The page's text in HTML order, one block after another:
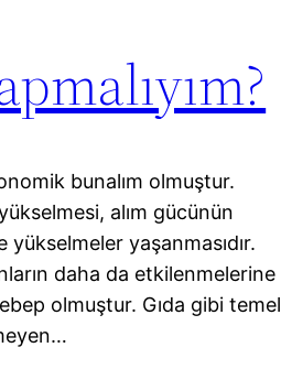
bunalım olmuştur.
alım gücünün
yaşanmasıdır.
daha da etkilenmelerine
olmuştur. Gıda gibi temel